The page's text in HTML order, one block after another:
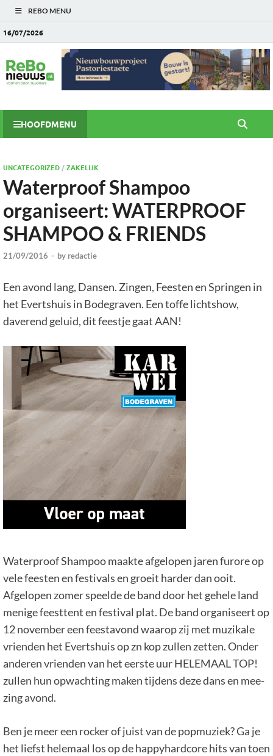
REBO MENU
16/07/2026
HOOFDMENU
UNCATEGORIZED/ZAKELIJK
Waterproof Shampoo
organiseert: WATERPROOF
SHAMPOO & FRIENDS
21/09/2016 - by redactie
Een avond lang, Dansen. Zingen, Feesten en Springen in
het Evertshuis in Bodegraven. Een toffe lichtshow,
daverend geluid, dit feestje gaat AAN!
Waterproof Shampoo maakte afgelopen jaren furore op
vele feesten en festivals en groeit harder dan ooit.
Afgelopen zomer speelde de band door het gehele land
menige feesttent en festival plat. De band organiseert op
12 november een feestavond waarop zij met muzikale
vrienden het Evertshuis op zn kop zullen zetten. Onder
anderen vrienden van het eerste uur HELEMAAL TOP!
zullen hun opwachting maken tijdens deze dans en mee-
zing avond.
Ben je meer een rocker of juist van de popmuziek? Ga je
het liefst helemaal los op de happyhardcore hits van toen